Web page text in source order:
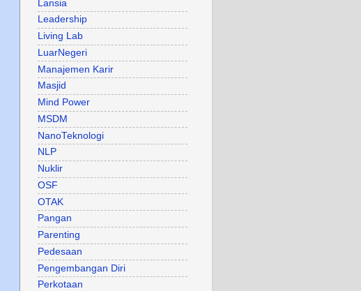
Lansia
Leadership
Living Lab
LuarNegeri
Manajemen Karir
Masjid
Mind Power
MSDM
NanoTeknologi
NLP
Nuklir
OSF
OTAK
Pangan
Parenting
Pedesaan
Pengembangan Diri
Perkotaan